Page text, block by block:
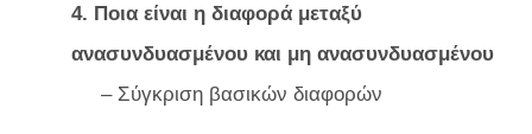
4. Ποια είναι η διαφορά μεταξύ
ανασυνδυασμένου και μη ανασυνδυασμένου
– Σύγκριση βασικών διαφορών